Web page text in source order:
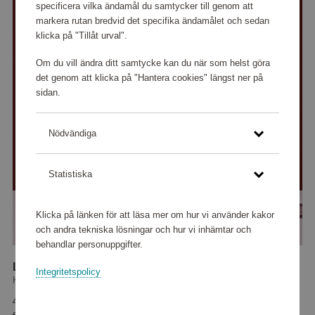
Limelight Rosvas 230 mm
Kosta Boda
45 440 poäng
specificera vilka ändamål du samtycker till genom att
markera rutan bredvid det specifika ändamålet och sedan
klicka på "Tillåt urval".
Om du vill ändra ditt samtycke kan du när som helst göra
det genom att klicka på "Hantera cookies" längst ner på
sidan.
Nödvändiga
Statistiska
Klicka på länken för att läsa mer om hur vi använder kakor
och andra tekniska lösningar och hur vi inhämtar och
behandlar personuppgifter.
Integritetspolicy